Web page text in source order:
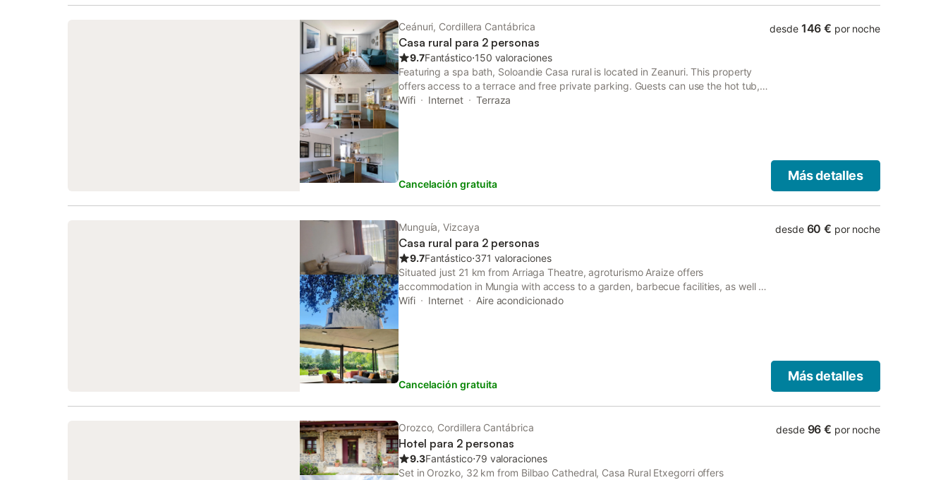
Ceánuri, Cordillera Cantábrica
Casa rural para 2 personas
9.7Fantástico⋅150 valoraciones
Featuring a spa bath, Soloandie Casa rural is located in Zeanuri. This property
offers access to a terrace and free private parking. Guests can use the hot tub,
or enjoy mountain views. Guests can stay warm with a fireplace in every unit.
Wifi Internet Terraza
Cancelación gratuita
desde 146 € por noche
Más detalles
Munguía, Vizcaya
Casa rural para 2 personas
9.7Fantástico⋅371 valoraciones
Situated just 21 km from Arriaga Theatre, agroturismo Araize offers
accommodation in Mungia with access to a garden, barbecue facilities, as well as
a shared kitchen. The property has mountain and river views, and is 21 km from
Wifi Internet Aire acondicionado
Cancelación gratuita
desde 60 € por noche
Más detalles
Orozco, Cordillera Cantábrica
Hotel para 2 personas
9.3Fantástico⋅79 valoraciones
Set in Orozko, 32 km from Bilbao Cathedral, Casa Rural Etxegorri offers
desde 96 € por noche